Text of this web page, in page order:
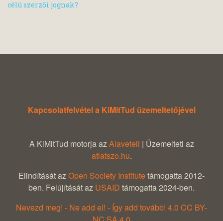
célú szerzői jognak?
Kapcsolatfelvétel a KiMitTud üzemeltetőjével
A KiMitTud motorja azAlaveteli | Üzemelteti az
atlatszo.hu.
Elindítását azOpen Society Institutetámogatta 2012-
ben. Felújítását az USAID támogatta 2024-ben.
Nevezd meg! - Ne add el! - Így add tovább! 4.0 CC BY-